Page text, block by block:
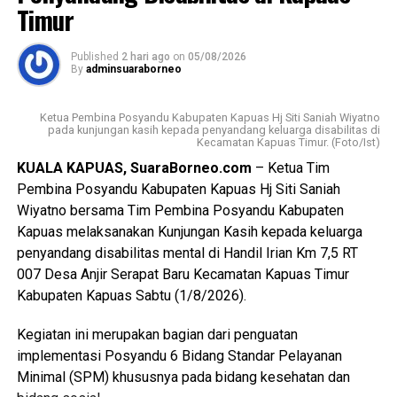
diukur dari kemajuan fisik dan ekonomi tetapi juga dari
lahirnya generasi muda yang memiliki integritas jiwa
nasionalisme mampu beradaptasi dengan perkembangan
zaman, serta tetap berpegang teguh pada nilai-nilai
bernegara.
$Paskibraka merupakan wadah pembentukan karakter
generasi muda yang berlandaskan nilai-nilai Pancasila
cinta tanah air disiplin tanggung jawab kepemimpinan, dan
semangat gotong royong,” ujarnya.
Kepala Badan Kesbangpol Kabupaten Kapuas Yunabut
menyampaikan kegiatan tersebut merupakan tindak lanjut
Keputusan Kepala Badan Pembinaan Ideologi Pancasila
(BPIP) Nomor 50 Tahun 2024 tentang Tata Cara
Pengangkatan Pertama Kali Pelaksana Duta Pancasila
Paskibraka Indonesia Tingkat Provinsi dan
Kabupaten/Kota.
Timur
Published 2 hari ago on 05/08/2026
By adminsuaraborneo
Ketua Pembina Posyandu Kabupaten Kapuas Hj Siti Saniah Wiyatno
pada kunjungan kasih kepada penyandang keluarga disabilitas di
Kecamatan Kapuas Timur. (Foto/Ist)
KUALA KAPUAS, SuaraBorneo.com – Ketua Tim
Pembina Posyandu Kabupaten Kapuas Hj Siti Saniah
Wiyatno bersama Tim Pembina Posyandu Kabupaten
Kapuas melaksanakan Kunjungan Kasih kepada keluarga
penyandang disabilitas mental di Handil Irian Km 7,5 RT
007 Desa Anjir Serapat Baru Kecamatan Kapuas Timur
Kabupaten Kapuas Sabtu (1/8/2026).
Kegiatan ini merupakan bagian dari penguatan
implementasi Posyandu 6 Bidang Standar Pelayanan
Minimal (SPM) khususnya pada bidang kesehatan dan